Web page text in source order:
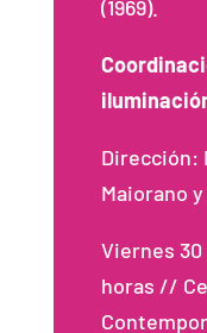
(1969).
Dirección:
Maiorano
Viernes
horas //